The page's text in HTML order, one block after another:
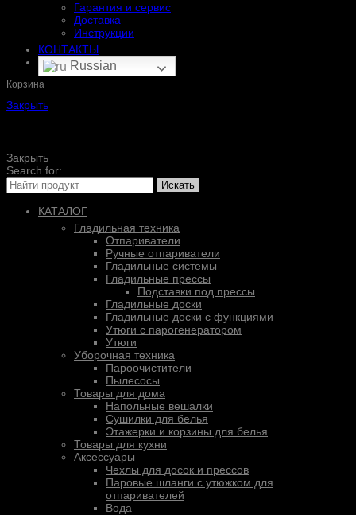
Гарантия и сервис
Доставка
Инструкции
КОНТАКТЫ
Russian
Корзина
Закрыть
Закрыть
Search for:
Искать
КАТАЛОГ
Гладильная техника
Отпариватели
Ручные отпариватели
Гладильные системы
Гладильные прессы
Подставки под прессы
Гладильные доски
Гладильные доски с функциями
Утюги с парогенератором
Утюги
Уборочная техника
Пароочистители
Пылесосы
Товары для дома
Напольные вешалки
Сушилки для белья
Этажерки и корзины для белья
Товары для кухни
Аксессуары
Чехлы для досок и прессов
Паровые шланги с утюжком для
отпаривателей
Вода